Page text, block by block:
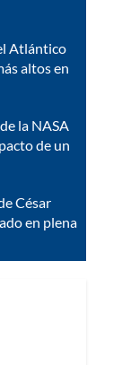
Atlántico
altos en
la NASA
de un
César
en plena